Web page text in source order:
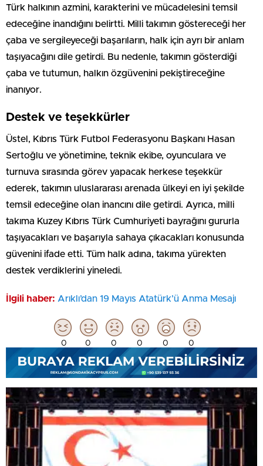
Türk halkının azmini, karakterini ve mücadelesini temsil
edeceğine inandığını belirtti. Milli takımın göstereceği her
çaba ve sergileyeceği başarıların, halk için ayrı bir anlam
taşıyacağını dile getirdi. Bu nedenle, takımın gösterdiği
çaba ve tutumun, halkın özgüvenini pekiştireceğine
inanıyor.
Destek ve teşekkürler
Üstel, Kıbrıs Türk Futbol Federasyonu Başkanı Hasan
Sertoğlu ve yönetimine, teknik ekibe, oyunculara ve
turnuva sırasında görev yapacak herkese teşekkür
ederek, takımın uluslararası arenada ülkeyi en iyi şekilde
temsil edeceğine olan inancını dile getirdi. Ayrıca, milli
takıma Kuzey Kıbrıs Türk Cumhuriyeti bayrağını gururla
taşıyacakları ve başarıyla sahaya çıkacakları konusunda
güvenini ifade etti. Tüm halk adına, takıma yürekten
destek verdiklerini yineledi.
İlgili haber: Arıklı’dan 19 Mayıs Atatürk’ü Anma Mesajı
0 0 0 0 0 0